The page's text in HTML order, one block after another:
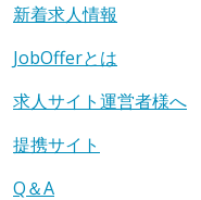
新着求人情報
JobOfferとは
求人サイト運営者様へ
提携サイト
Q＆A